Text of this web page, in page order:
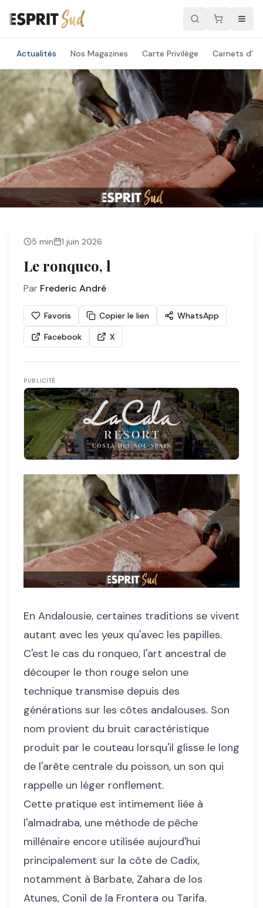
Actualités Nos Magazines Carte Privilège Carnets
5 min 1 juin 2026
Le ronqueo, l
Par Frederic André
Favoris Copier le lien
WhatsApp
Facebook
X
PUBLICITÉ
En Andalousie, certaines traditions se vivent
autant avec les yeux qu'avec les papilles.
C'est le cas du ronqueo, l'art ancestral de
découper le thon rouge selon une
technique transmise depuis des
générations sur les côtes andalouses. Son
nom provient du bruit caractéristique
produit par le couteau lorsqu'il glisse le long
de l'arête centrale du poisson, un son qui
rappelle un léger ronflement.
Cette pratique est intimement liée à
l'almadraba, une méthode de pêche
millénaire encore utilisée aujourd'hui
principalement sur la côte de Cadix,
notamment à Barbate, Zahara de los
Atunes, Conil de la Frontera ou Tarifa.